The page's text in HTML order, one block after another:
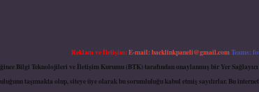
Reklam ve İletişim:E-mail:backlinkpaneli@gmail.comTeams:
Bilgi Teknolojileri ve İletişim Kurumu (BTK) tarafından onaylanmış bir Yer
taşımakta olup, siteye üye olarak bu sorumluluğu kabul etmiş sayılırlar. Bu